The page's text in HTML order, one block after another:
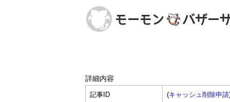
詳細内容
記事ID (キャッシュ削除申請